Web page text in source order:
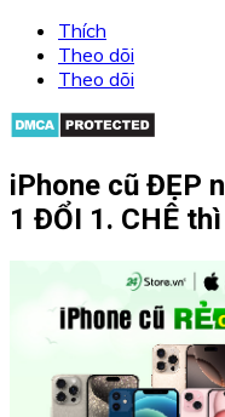
Thích
Theo dõi
Theo dõi
iPhone cũ ĐẸP
1 ĐỔI 1. CHÊ